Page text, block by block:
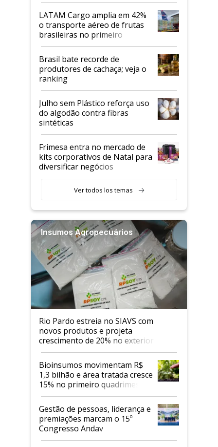
LATAM Cargo amplia em 42%
o transporte aéreo de frutas
brasileiras no primeiro
semestre
Brasil bate recorde de
produtores de cachaça; veja o
ranking
Julho sem Plástico reforça uso
do algodão contra fibras
sintéticas
Frimesa entra no mercado de
kits corporativos de Natal para
diversificar negócios
Ver todos los temas
Insumos Agropecuários
Rio Pardo estreia no SIAVS com
novos produtos e projeta
crescimento de 20% no exterior
Bioinsumos movimentam R$
1,3 bilhão e área tratada cresce
15% no primeiro quadrimestre
de 2026
Gestão de pessoas, liderança e
premiações marcam o 15º
Congresso Andav